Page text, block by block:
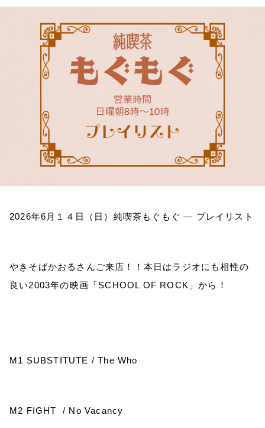
イベント・グッズ
YouTube
会社情報
2026年6 月１４日（日）純喫茶もぐもぐ ― プレイリスト
やきそばかおるさんご来店！！本日はラジオにも相性の
良い2003年の映画「SCHOOL OF ROCK 」から！
M1 SUBSTITUTE / The Who
M2 FIGHT / No Vacancy